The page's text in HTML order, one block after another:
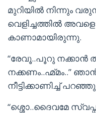
മുറിയില്‍ നിന്നും
വെളിച്ചത്തില്‍
കാണാമായിരുന്നു.
“രേവൂ..പൂറു നക്കാന്‍
നക്കണം..ഹ്മ്മം..”
നീട്ടിക്കാണിച്ച്
“ശ്ശൊ..ദൈവമേ